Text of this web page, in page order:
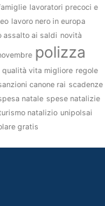
lavoratori precoci e
lavoro nero in europa
assalto ai saldi novità
polizza
qualità vita migliore regole
canone rai scadenze
natale spese natalizie
natalizio unipolsai
gratis